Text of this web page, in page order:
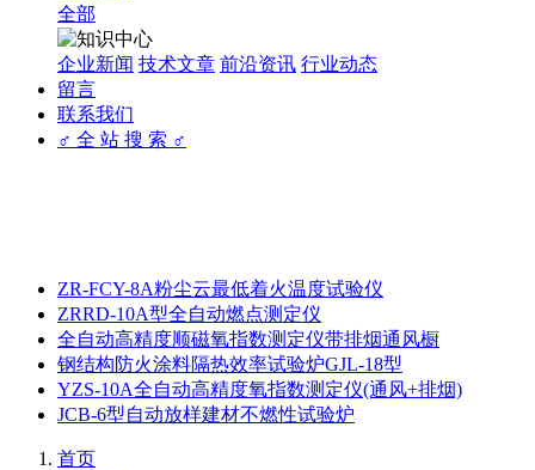
全部
企业新闻 技术文章 前沿资讯 行业动态
留言
联系我们
♂ 全 站 搜 索 ♂
ZR-FCY-8A粉尘云最低着火温度试验仪
ZRRD-10A型全自动燃点测定仪
全自动高精度顺磁氧指数测定仪带排烟通风橱
钢结构防火涂料隔热效率试验炉GJL-18型
YZS-10A全自动高精度氧指数测定仪(通风+排烟)
JCB-6型自动放样建材不燃性试验炉
首页